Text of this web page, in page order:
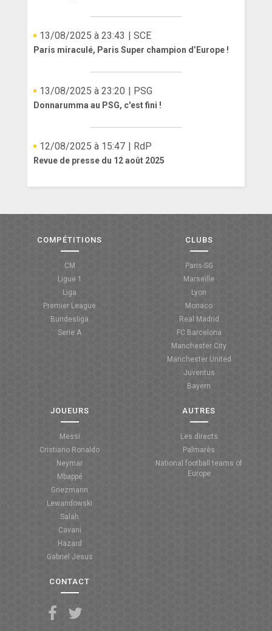
13/08/2025 à 23:43 | SCE
Paris miraculé, Paris Super champion d’Europe !
13/08/2025 à 23:20 | PSG
Donnarumma au PSG, c'est fini !
12/08/2025 à 15:47 | RdP
Revue de presse du 12 août 2025
COMPÉTITIONS
CM
Ligue 1
Liga
Premier League
Bundesliga
Serie A
CLUBS
Paris-SG
Marseille
Lyon
Monaco
Real Madrid
FC Barcelona
Manchester City
Manchester United
Juventus
Bayern
JOUEURS
Messi
Cristiano Ronaldo
Neymar
Mbappé
Griezmann
Lewandowski
Salah
Cavani
Hazard
Gabriel Jesus
AUTRES
Les directs
Palmarès
National football teams of
Europe
CONTACT